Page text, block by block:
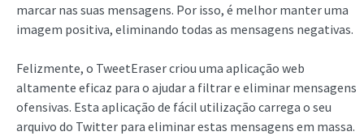
marcar nas suas mensagens. Por isso, é melhor manter uma
imagem positiva, eliminando todas as mensagens negativas.
Felizmente, o TweetEraser criou uma aplicação web
altamente eficaz para o ajudar a filtrar e eliminar mensagens
ofensivas. Esta aplicação de fácil utilização carrega o seu
arquivo do Twitter para eliminar estas mensagens em massa.